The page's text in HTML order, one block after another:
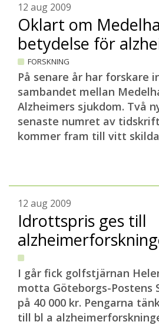
12 aug 2009
Oklart om
betydelse för
FORSKNING
På senare år har forskare
sambandet mellan
Alzheimers sjukdom. Två
senaste numret av
kommer fram till vitt
12 aug 2009
Idrottspris ges till
I går fick golfstjärnan
motta Göteborgs-Postens
på 40 000 kr. Pengarna
till bl a